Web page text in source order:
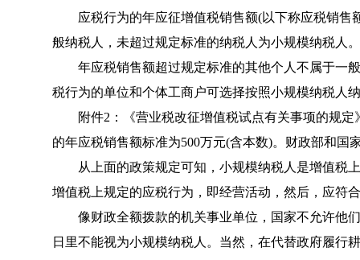
应税行为的年应征增值税销售额(以下称应税销售
般纳税人，未超过规定标准的纳税人为小规模纳税人。
年应税销售额超过规定标准的其他个人不属于一
税行为的单位和个体工商户可选择按照小规模纳税人
附件2 ：《营业税改征增值税试点有关事项的规定
的年应税销售额标准为500万元(含本数)。财政部和国
从上面的政策规定可知，小规模纳税人是增值税
增值税上规定的应税行为，即经营活动，然后，应符
像财政全额拨款的机关事业单位，国家不允许他
日里不能视为小规模纳税人。当然，在代替政府履行